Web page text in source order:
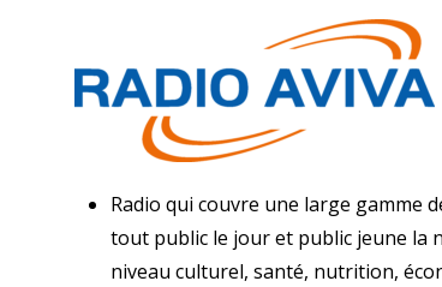
Radio qui couvre une large gamme
tout public le jour et public jeune la
niveau culturel, santé, nutrition,